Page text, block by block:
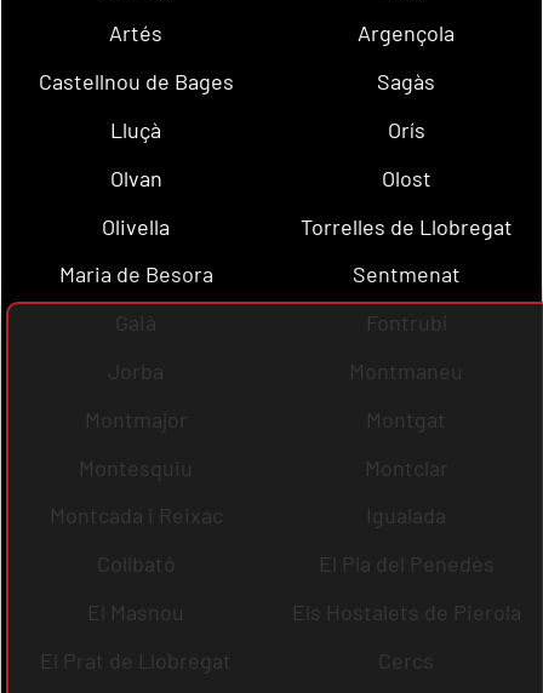
Artés
Argençola
Castellnou de Bages
Sagàs
Lluçà
Orís
Olvan
Olost
Olivella
Torrelles de Llobregat
Maria de Besora
Sentmenat
Gaià
Fontrubí
Jorba
Montmaneu
Montmajor
Montgat
Montesquiu
Montclar
Montcada i Reixac
Igualada
Collbató
El Pla del Penedès
El Masnou
Els Hostalets de Pierola
El Prat de Llobregat
Cercs